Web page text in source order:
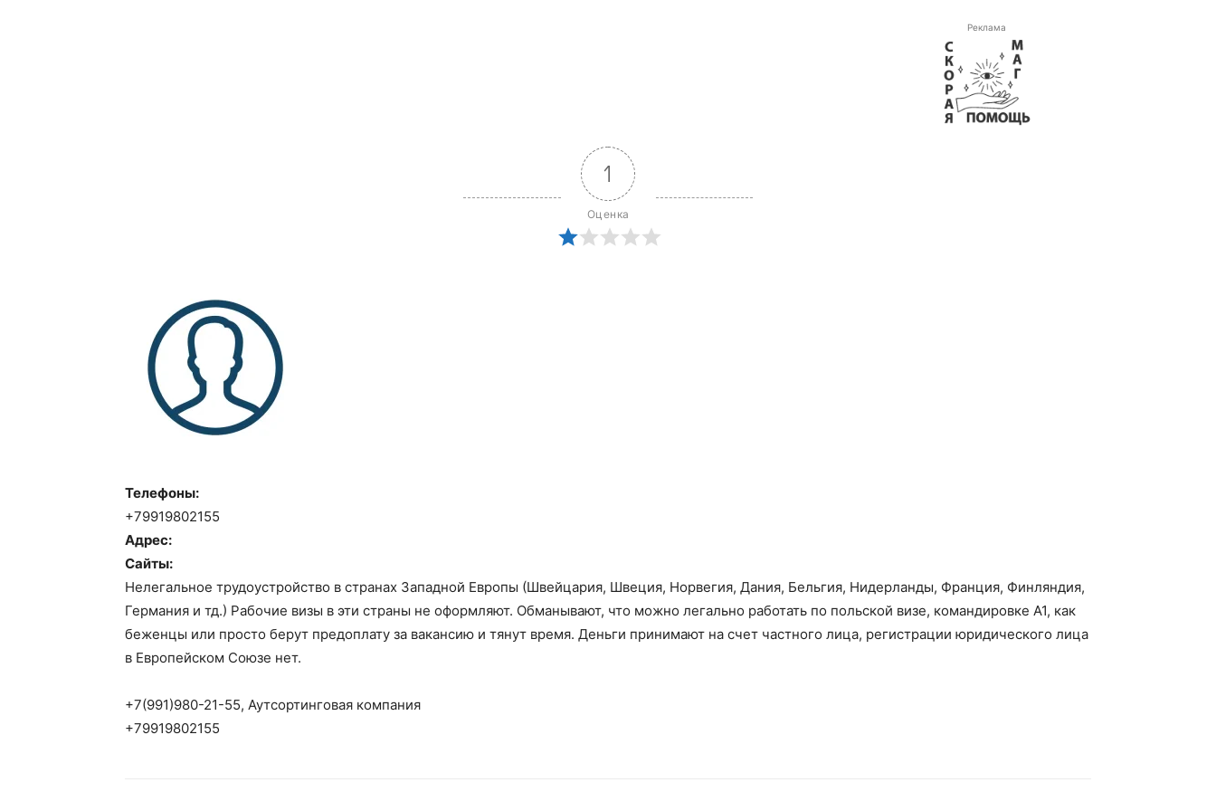
Реклама
1
Оценка
Телефоны:
+79919802155
Адрес:
Сайты:
Нелегальное трудоустройство в странах Западной Европы (Швейцария, Швеция, Норвегия, Дания, Бельгия, Нидерланды, Франция, Финляндия,
Германия и тд.) Рабочие визы в эти страны не оформляют. Обманывают, что можно легально работать по польской визе, командировке А1, как
беженцы или просто берут предоплату за вакансию и тянут время. Деньги принимают на счет частного лица, регистрации юридического лица
в Европейском Союзе нет.
+7(991)980-21-55, Аутсортинговая компания
+79919802155